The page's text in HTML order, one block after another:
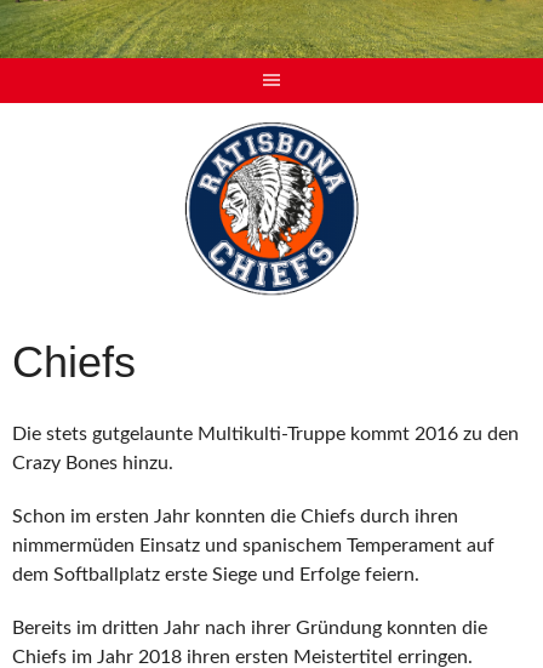
Chiefs
Die stets gutgelaunte Multikulti-Truppe kommt 2016 zu den
Crazy Bones hinzu.
Schon im ersten Jahr konnten die Chiefs durch ihren
nimmermüden Einsatz und spanischem Temperament auf
dem Softballplatz erste Siege und Erfolge feiern.
Bereits im dritten Jahr nach ihrer Gründung konnten die
Chiefs im Jahr 2018 ihren ersten Meistertitel erringen.